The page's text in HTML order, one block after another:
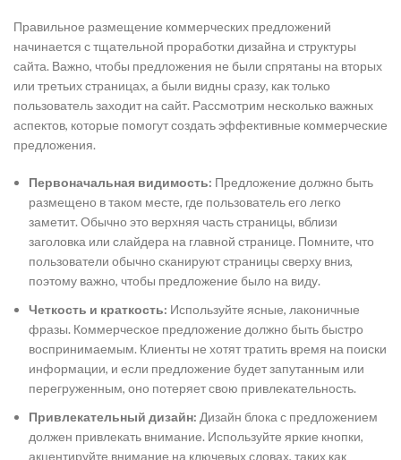
Правильное размещение коммерческих предложений
начинается с тщательной проработки дизайна и структуры
сайта. Важно, чтобы предложения не были спрятаны на вторых
или третьих страницах, а были видны сразу, как только
пользователь заходит на сайт. Рассмотрим несколько важных
аспектов, которые помогут создать эффективные коммерческие
предложения.
Первоначальная видимость: Предложение должно быть
размещено в таком месте, где пользователь его легко
заметит. Обычно это верхняя часть страницы, вблизи
заголовка или слайдера на главной странице. Помните, что
пользователи обычно сканируют страницы сверху вниз,
поэтому важно, чтобы предложение было на виду.
Четкость и краткость: Используйте ясные, лаконичные
фразы. Коммерческое предложение должно быть быстро
воспринимаемым. Клиенты не хотят тратить время на поиски
информации, и если предложение будет запутанным или
перегруженным, оно потеряет свою привлекательность.
Привлекательный дизайн: Дизайн блока с предложением
должен привлекать внимание. Используйте яркие кнопки,
акцентируйте внимание на ключевых словах, таких как